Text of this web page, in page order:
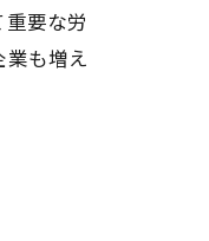
要な労
も増え